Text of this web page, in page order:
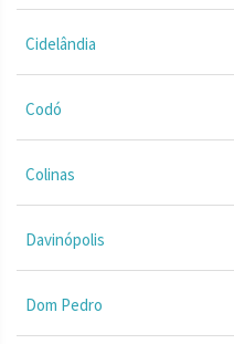
Cidelândia
Codó
Colinas
Davinópolis
Dom Pedro